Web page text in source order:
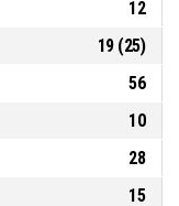
12
19(25)
56
10
28
15